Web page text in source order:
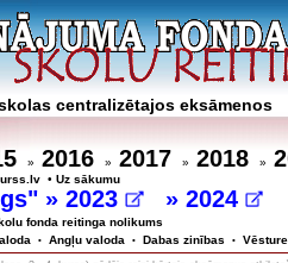
centralizētajos eksāmenos
» 2016» 2017 » 2018»
• Uz sākumu
»2023 » 2024
fonda reitinga nolikums
• Angļu valoda • Dabas zinības • Vēsture